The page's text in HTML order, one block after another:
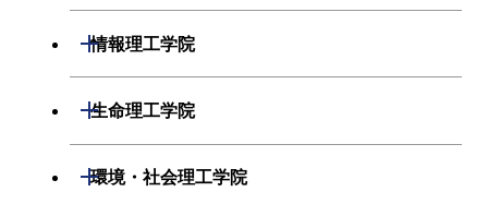
物理学コース
化学系
開閉
エネルギー・情報コース
地球生命コース
専門科目
エネルギーコース
エンジニアリングデザイン
システム制御コース
コース
電気電子系
開閉
エネルギーコース
情報通信コース
経営工学系
開閉
材料系
開閉
エネルギーコース
応用化学コース
専門科目
情報理工学院
開閉
数理・計算科学系
開閉
生命理工学院
開閉
生命理工学系
開閉
環境・社会理工学院
開閉